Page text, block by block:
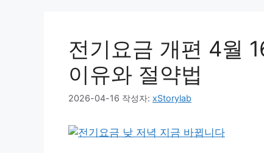
전기요금 개편 4월
이유와 절약법
2026-04-16 작성자: xStorylab